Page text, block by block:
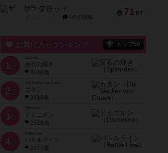
71 PT
ザ・フラッド
1件の投稿
お気に入りランキング トップ50
1 位
宝石の煌き
4040名
2 位
Die Siedler von Catan
カタン
3616名
3 位
ドミニオン
2528名
4位
Battle Line
バトルライン
2377名